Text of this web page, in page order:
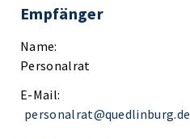
Empfänger
Name:
Personalrat
E-Mail:
personalrat@quedlinburg.de